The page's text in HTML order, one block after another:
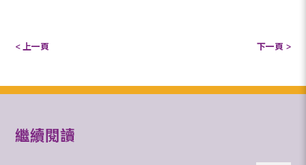
< 上一頁 下一頁 >
繼續閱讀